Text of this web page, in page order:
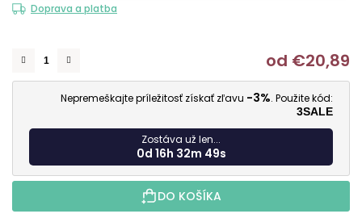
Doprava a platba
od €20,89
Nepremeškajte príležitosť získať zľavu -3%. Použite kód:
3SALE
Zostáva už len...
0d 16h 32m 48s
DO KOŠÍKA